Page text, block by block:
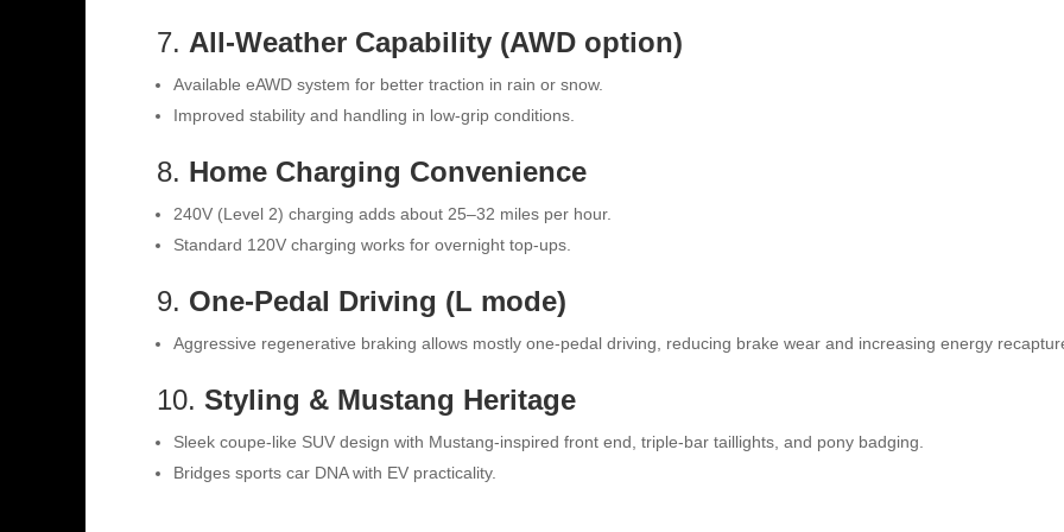
7. All-Weather Capability (AWD option)
Available eAWD system for better traction in rain or snow.
Improved stability and handling in low-grip conditions.
8. Home Charging Convenience
240V (Level 2) charging adds about 25–32 miles per hour.
Standard 120V charging works for overnight top-ups.
9. One-Pedal Driving (L mode)
Aggressive regenerative braking allows mostly one-pedal driving, reducing brake wear and increasing energy
10. Styling & Mustang Heritage
Sleek coupe-like SUV design with Mustang-inspired front end, triple-bar taillights, and pony badging.
Bridges sports car DNA with EV practicality.